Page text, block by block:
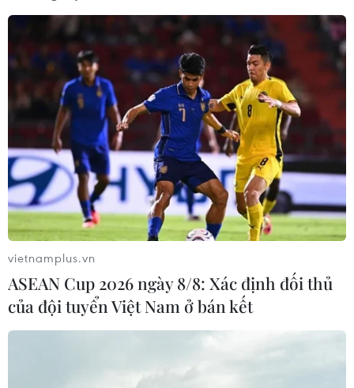
03/08/2026 14:44
Quảng Ninh chấm dứt cơ sở giết mổ
động vật không đủ điều kiện trước
31/10
03/08/2026 11:31
Bệnh viện hạng đặc biệt cơ sở Ninh
Bình khẳng định "cánh tay nối dài"
hiệu quả
03/08/2026 07:15
Bộ Y tế: Đề xuất quỹ Bảo hiểm y tế
thanh toán chi phí khám chữa bệnh y
vietnamplus.vn
ASEAN Cup 2026 ngày 8/8: Xác định đối thủ
của đội tuyển Việt Nam ở bán kết